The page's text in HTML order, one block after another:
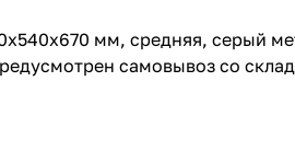
мм, средняя, серый
самовывоз со